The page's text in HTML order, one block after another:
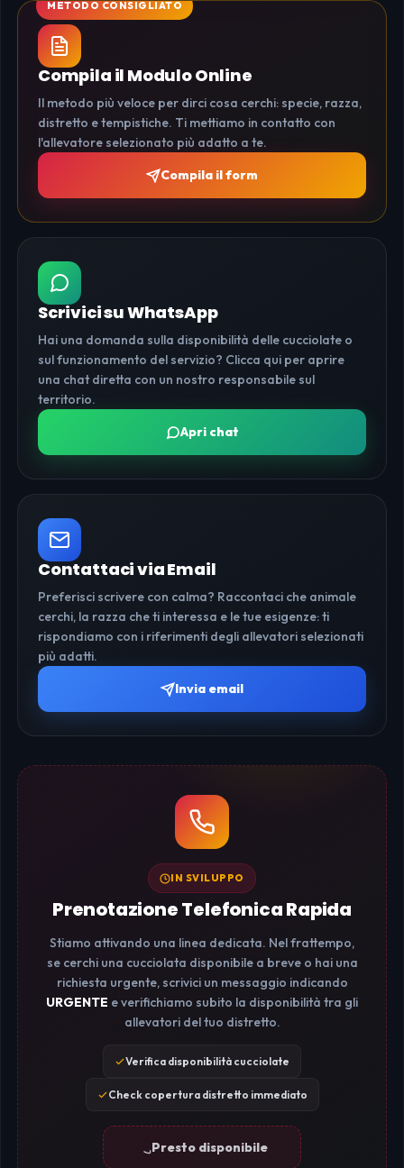
Compila il Modulo Online
Il metodo più veloce per dirci cosa cerchi: specie, razza,
distretto e tempistiche. Ti mettiamo in contatto con
l'allevatore selezionato più adatto a te.
Compila il form
Scrivici su WhatsApp
Hai una domanda sulla disponibilità delle cucciolate o
sul funzionamento del servizio? Clicca qui per aprire
una chat diretta con un nostro responsabile sul
territorio.
Apri chat
Contattaci via Email
Preferisci scrivere con calma? Raccontaci che animale
cerchi, la razza che ti interessa e le tue esigenze: ti
rispondiamo con i riferimenti degli allevatori selezionati
più adatti.
Invia email
IN SVILUPPO
Prenotazione Telefonica Rapida
Stiamo attivando una linea dedicata. Nel frattempo,
se cerchi una cucciolata disponibile a breve o hai una
richiesta urgente, scrivici un messaggio indicando
URGENTE e verifichiamo subito la disponibilità tra gli
allevatori del tuo distretto.
Verifica disponibilità cucciolate
Check copertura distretto immediato
Presto disponibile